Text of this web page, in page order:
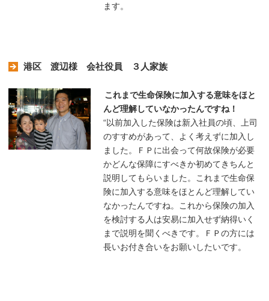
ます。
港区 渡辺様 会社役員 ３人家族
これまで生命保険に加入する意味をほと
んど理解していなかったんですね！
“以前加入した保険は新入社員の頃、上司
のすすめがあって、よく考えずに加入し
ました。ＦＰに出会って何故保険が必要
かどんな保障にすべきか初めてきちんと
説明してもらいました。これまで生命保
険に加入する意味をほとんど理解してい
なかったんですね。これから保険の加入
を検討する人は安易に加入せず納得いく
まで説明を聞くべきです。ＦＰの方には
長いお付き合いをお願いしたいです。